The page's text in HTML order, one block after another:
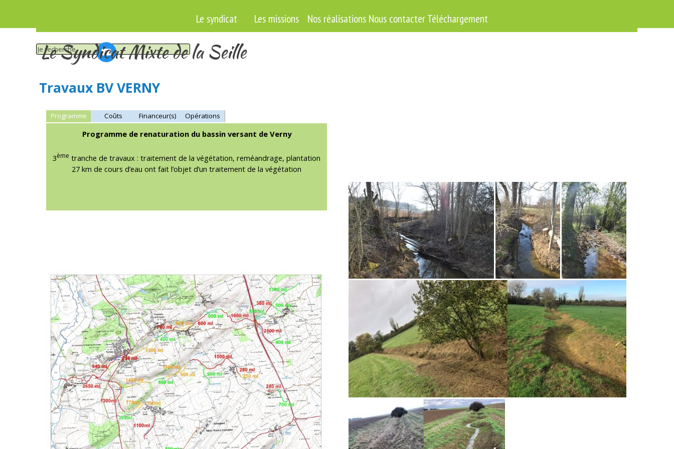
Le syndicat ▼
Les missions Nos réalisations Nous contacterTéléchargements
Le Syndicat Mixte de la Seille
Travaux BV VERNY
Programme Coûts Financeur(s) Opérations
Programme de renaturation du bassin versant de Verny
3ème tranche de travaux : traitement de la végétation, reméandrage, plantation
27 km de cours d’eau ont fait l’objet d’un traitement de la végétation